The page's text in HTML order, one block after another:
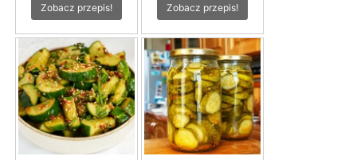
Zobacz przepis! Zobacz przepis!